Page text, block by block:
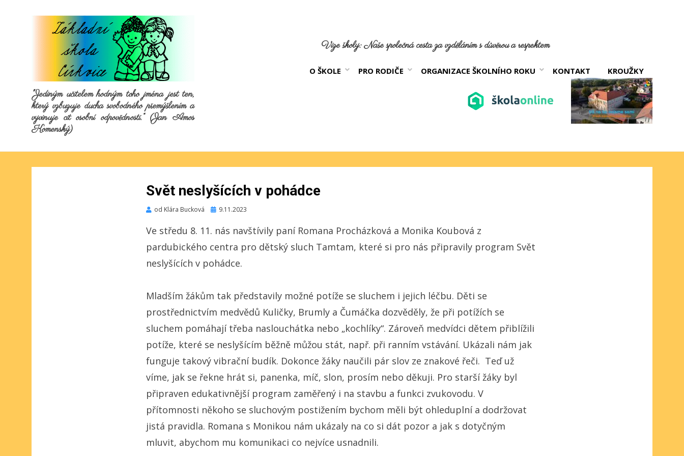
"Jediným učitelem hodným toho jména jest ten,
který vzbuzuje ducha svobodného přemýšlením a
vyvinuje cit osobní odpovědnosti.“ (Jan Amos
Komenský)
Vize školy: Naše společná cesta za vzděláním s důvěrou a respektem
O ŠKOLE PRO RODIČE ORGANIZACE ŠKOLNÍHO ROKU KONTAKT KROUŽKY
Svět neslyšících v pohádce
od Klára Bucková Publikováno
9.11.2023
Ve středu 8. 11. nás navštívily paní Romana Procházková a Monika Koubová z
pardubického centra pro dětský sluch Tamtam, které si pro nás připravily program Svět
neslyšících v pohádce.
Mladším žákům tak představily možné potíže se sluchem i jejich léčbu. Děti se
prostřednictvím medvědů Kuličky, Brumly a Čumáčka dozvěděly, že při potížích se
sluchem pomáhají třeba naslouchátka nebo „kochlíky“. Zároveň medvídci dětem přiblížili
potíže, které se neslyšícím běžně můžou stát, např. při ranním vstávání. Ukázali nám jak
funguje takový vibrační budík. Dokonce žáky naučili pár slov ze znakové řeči. Teď už
víme, jak se řekne hrát si, panenka, míč, slon, prosím nebo děkuji. Pro starší žáky byl
připraven edukativnější program zaměřený i na stavbu a funkci zvukovodu. V
přítomnosti někoho se sluchovým postižením bychom měli být ohleduplní a dodržovat
jistá pravidla. Romana s Monikou nám ukázaly na co si dát pozor a jak s dotyčným
mluvit, abychom mu komunikaci co nejvíce usnadnili.